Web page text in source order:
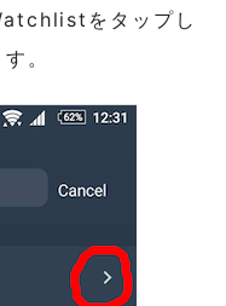
をタップし
。